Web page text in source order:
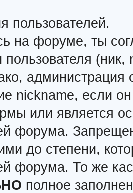
пользователей.
на форуме, ты
(ник,
администрация
nickname, если
или является
форума.
до степени,
форума. То же
полное